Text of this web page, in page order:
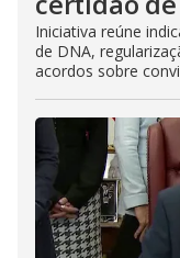
Iniciativa reúne
de DNA,
acordos sobre